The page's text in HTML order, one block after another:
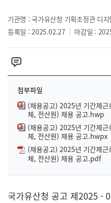
기관명 : 국가유산청 기획조정관 디
등록일 : 2025.02.27
마감일 :
첨부파일
(채용공고) 2025년 기간제근
체, 전산원) 채용 공고.hwp
(채용공고) 2025년 기간제근
체, 전산원) 채용 공고.hwpx
(채용공고) 2025년 기간제근
체, 전산원) 채용 공고.pdf
국가유산청 공고 제2025 -